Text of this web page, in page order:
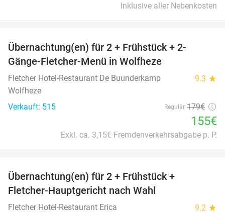
Inklusive aller Nebenkosten
Übernachtung(en) für 2 + Frühstück + 2-
Gänge-Fletcher-Menü in Wolfheze
Fletcher Hotel-Restaurant De Buunderkamp 9.3 star
Wolfheze
Verkauft: 515
Regulär 179€
155€
Exkl. ca. 3,15€ Fremdenverkehrsabgabe p. P.
Übernachtung(en) für 2 + Frühstück +
Fletcher-Hauptgericht nach Wahl
Fletcher Hotel-Restaurant Erica 9.2 star